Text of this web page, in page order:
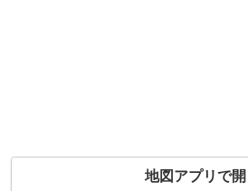
地図アプリで開